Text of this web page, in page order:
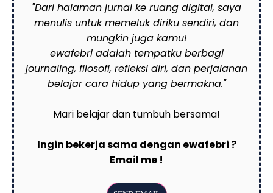
"Dari halaman jurnal ke ruang digital, saya
menulis untuk memeluk diriku sendiri, dan
mungkin juga kamu!
ewafebri adalah tempatku berbagi
journaling, filosofi, refleksi diri, dan perjalanan
belajar cara hidup yang bermakna."
Mari belajar dan tumbuh bersama!
Ingin bekerja sama dengan ewafebri ?
Email me !